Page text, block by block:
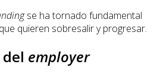
se ha tornado fundamental
quieren sobresalir y progresar.
employer